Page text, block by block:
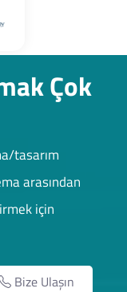
Çok
tasarım
arasından
için
Bize Ulaşın